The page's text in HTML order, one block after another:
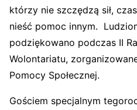
którzy nie szczędzą sił,
nieść pomoc innym.
podziękowano podczas II
Wolontariatu,
Pomocy Społecznej.
Gościem specjalnym